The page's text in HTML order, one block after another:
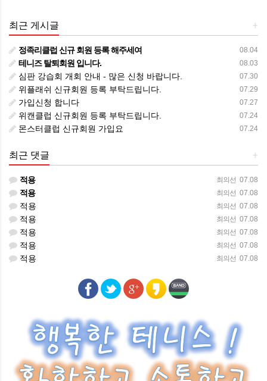
+
최근 게시글
08.04
정족리클럽 신규 회원 등록 해주세여
08.03
테니즈 탈퇴회원 입니다.
07.30
심판 강습회 개회 안내 - 많은 신청 바랍니다.
07.29
위플래쉬 신규회원 등록 부탁드립니다.
07.27
가입신청 합니다
07.24
위캔클럽 신규회원 등록 부탁드립니다.
07.24
몬스터클럽 신규회원 가입요
+
최근 댓글
최의선 07.08
적용
최의선 07.08
적용
최의선 07.08
적용
최의선 07.08
적용
최의선 07.08
적용
최의선 07.08
적용
최의선 07.08
적용